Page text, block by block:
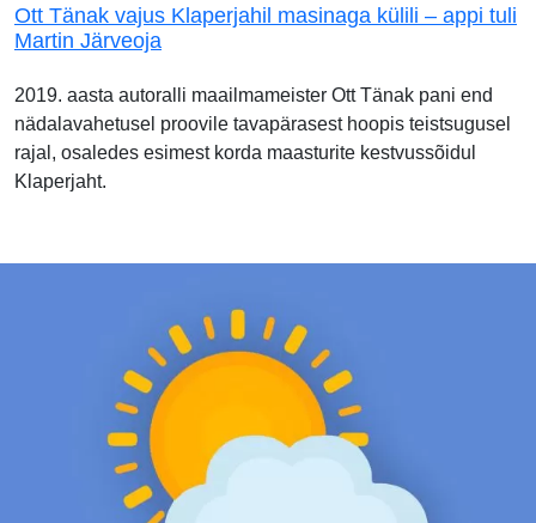
Ott Tänak vajus Klaperjahil masinaga külili – appi tuli
Martin Järveoja
2019. aasta autoralli maailmameister Ott Tänak pani end
nädalavahetusel proovile tavapärasest hoopis teistsugusel
rajal, osaledes esimest korda maasturite kestvussõidul
Klaperjaht.